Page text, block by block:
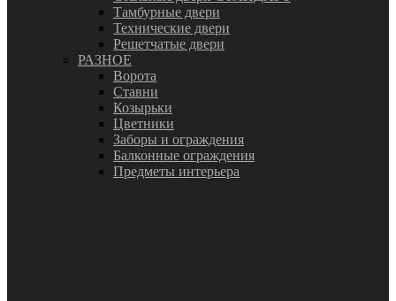
Тамбурные двери
Технические двери
Решетчатые двери
РАЗНОЕ
Ворота
Ставни
Козырьки
Цветники
Заборы и ограждения
Балконные ограждения
Предметы интерьера